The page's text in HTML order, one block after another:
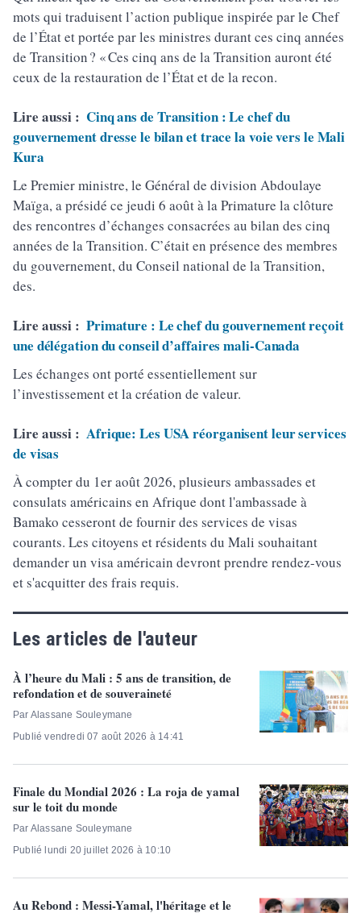
mots qui traduisent l’action publique inspirée par le Chef
de l’État et portée par les ministres durant ces cinq années
de Transition ? « Ces cinq ans de la Transition auront été
ceux de la restauration de l’État et de la recon.
Lire aussi : Cinq ans de Transition : Le chef du
gouvernement dresse le bilan et trace la voie vers le Mali
Kura
Le Premier ministre, le Général de division Abdoulaye
Maïga, a présidé ce jeudi 6 août à la Primature la clôture
des rencontres d’échanges consacrées au bilan des cinq
années de la Transition. C’était en présence des membres
du gouvernement, du Conseil national de la Transition,
des.
Lire aussi : Primature : Le chef du gouvernement reçoit
une délégation du conseil d’affaires mali-Canada
Les échanges ont porté essentiellement sur
l’investissement et la création de valeur.
Lire aussi : Afrique: Les USA réorganisent leur services
de visas
À compter du 1er août 2026, plusieurs ambassades et
consulats américains en Afrique dont l'ambassade à
Bamako cesseront de fournir des services de visas
courants. Les citoyens et résidents du Mali souhaitant
demander un visa américain devront prendre rendez-vous
et s'acquitter des frais requis.
Les articles de l'auteur
À l’heure du Mali : 5 ans de transition, de
refondation et de souveraineté
Par Alassane Souleymane
Publié vendredi 07 août 2026 à 14:41
Finale du Mondial 2026 : La roja de yamal
sur le toit du monde
Par Alassane Souleymane
Publié lundi 20 juillet 2026 à 10:10
Au Rebond : Messi-Yamal, l'héritage et le